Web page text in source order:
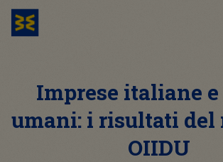
Imprese italiane
umani: i risultati del
OIIDU